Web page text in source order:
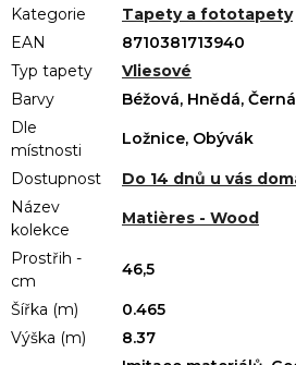
Kategorie
Tapety a fototapety
EAN
8710381713940
Typ tapety
Vliesové
Barvy
Béžová, Hnědá, Černá
Dle
místnosti
Ložnice, Obývák
Dostupnost
Do 14 dnů u vás
Název
kolekce
Matières - Wood
Prostřih -
cm
46,5
Šířka (m)
0.465
Výška (m)
8.37